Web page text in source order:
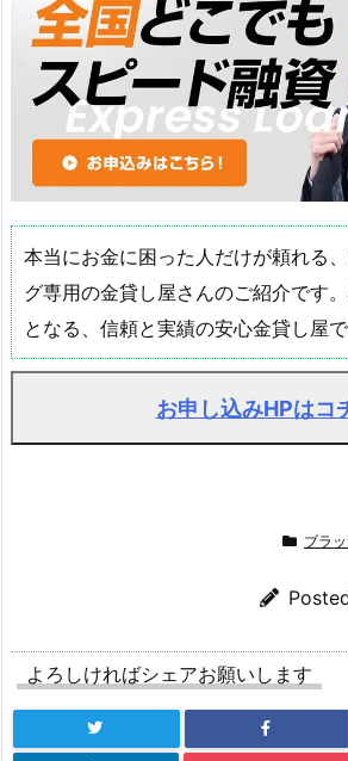
本当にお金に困った人だけが頼れる
グ専用の金貸し屋さんのご紹介です
となる、信頼と実績の安心金貸し屋で
お申し込みHPはコ
ブラ
よろしければシェアお願いします